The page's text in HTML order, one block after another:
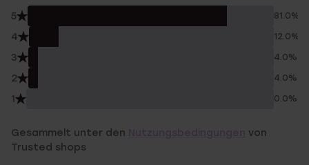
5 81.0%
4 12.0%
3 4.0%
2 4.0%
1 0.0%
Gesammelt unter den
von
Trusted shops